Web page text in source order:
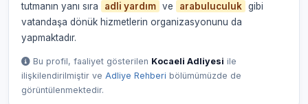
tutmanın yanı sıra
adli yardım ve arabuluculuk gibi
vatandaşa dönük hizmetlerin organizasyonunu da
yapmaktadır.
Bu profil, faaliyet gösterilen Kocaeli Adliyesi ile
ilişkilendirilmiştir ve Adliye Rehberi bölümümüzde de
görüntülenmektedir.